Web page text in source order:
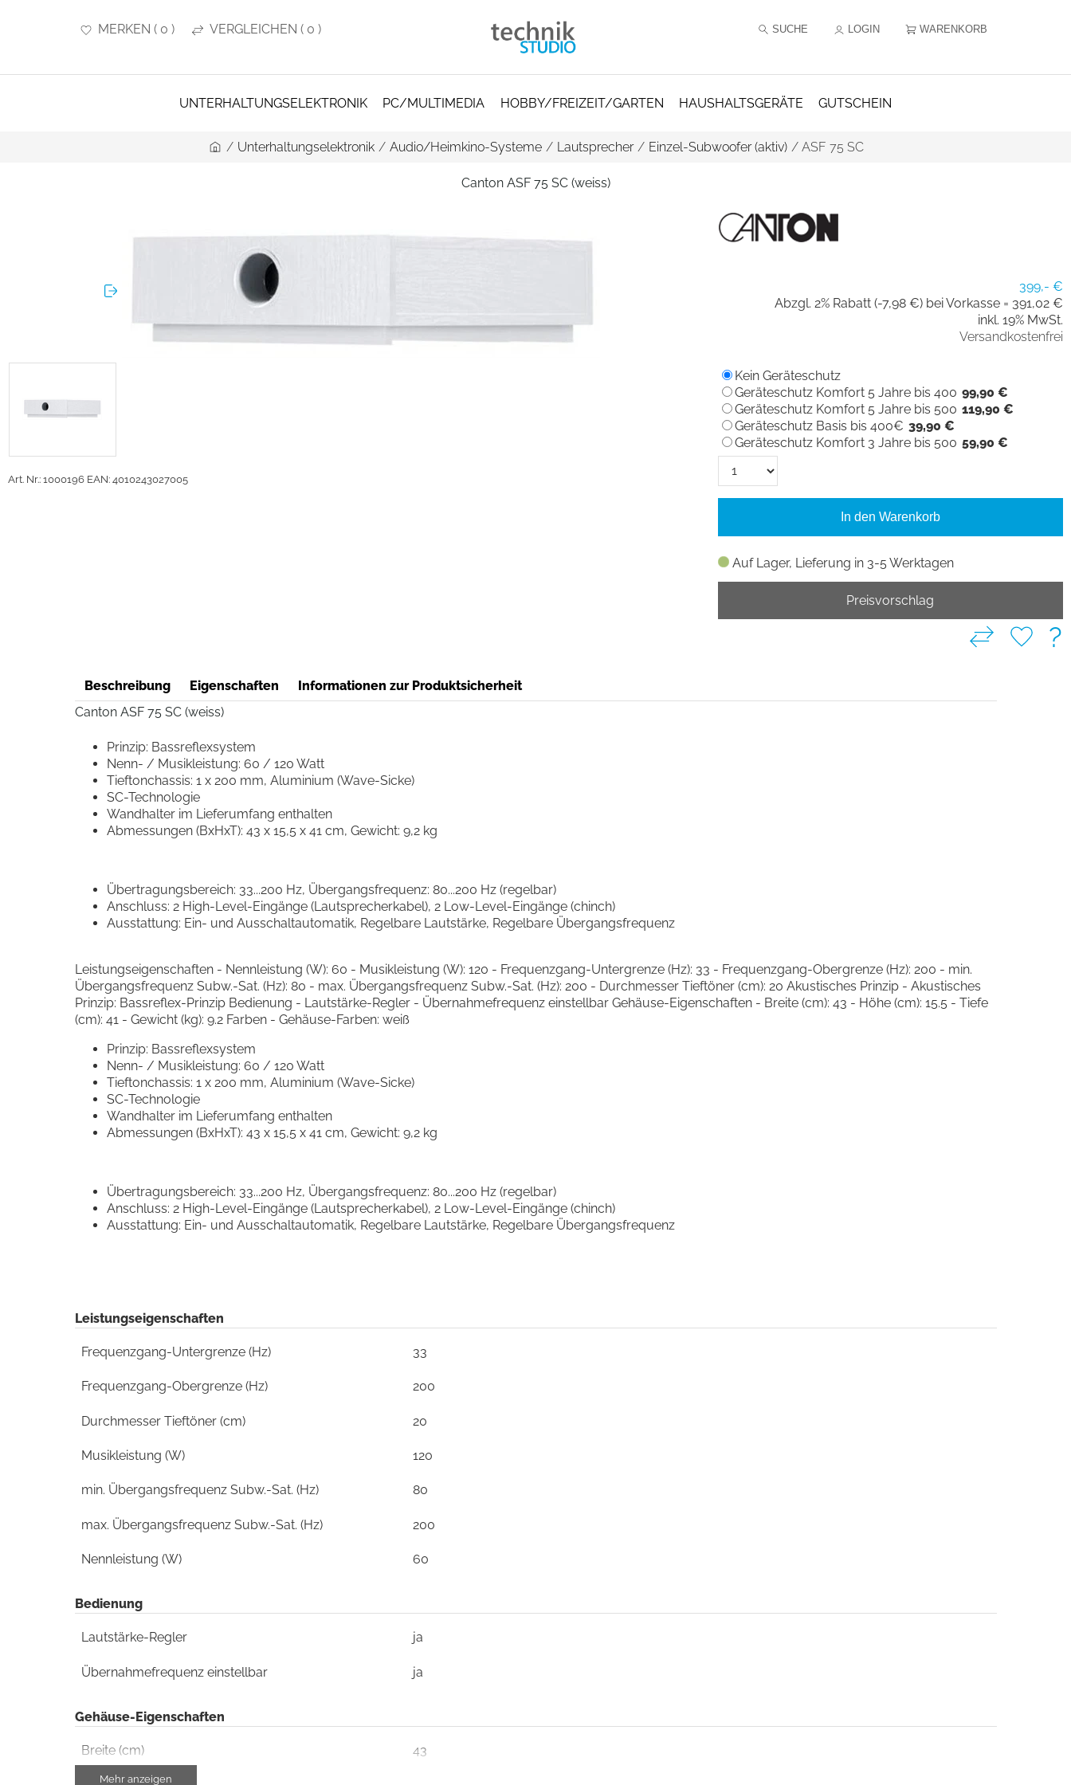
MERKEN ( 0 ) VERGLEICHEN ( 0 ) SUCHE LOGIN WARENKORB
UNTERHALTUNGSELEKTRONIK PC/MULTIMEDIA HOBBY/FREIZEIT/GARTEN HAUSHALTSGERÄTE GUTSCHEIN
/ Unterhaltungselektronik / Audio/Heimkino-Systeme / Lautsprecher / Einzel-Subwoofer (aktiv) / ASF 75 SC
Canton ASF 75 SC (weiss)
Art. Nr.: 1000196 EAN: 4010243027005
399,- €
Abzgl. 2% Rabatt (-7,98 €) bei Vorkasse = 391,02 €
inkl. 19% MwSt.
Versandkostenfrei
Auf Lager, Lieferung in 3-5 Werktagen
Kein Geräteschutz
Geräteschutz Komfort 5 Jahre bis 400 99,90 €
Geräteschutz Komfort 5 Jahre bis 500 119,90 €
Geräteschutz Basis bis 400€ 39,90 €
Geräteschutz Komfort 3 Jahre bis 500 59,90 €
In den Warenkorb
Preisvorschlag
?
Beschreibung Eigenschaften
Informationen zur Produktsicherheit
Canton ASF 75 SC (weiss)
Prinzip: Bassreflexsystem
Nenn- / Musikleistung: 60 / 120 Watt
Tieftonchassis: 1 x 200 mm, Aluminium (Wave-Sicke)
SC-Technologie
Wandhalter im Lieferumfang enthalten
Abmessungen (BxHxT): 43 x 15,5 x 41 cm, Gewicht: 9,2 kg
Übertragungsbereich: 33...200 Hz, Übergangsfrequenz: 80...200 Hz (regelbar)
Anschluss: 2 High-Level-Eingänge (Lautsprecherkabel), 2 Low-Level-Eingänge (chinch)
Ausstattung: Ein- und Ausschaltautomatik, Regelbare Lautstärke, Regelbare Übergangsfrequenz
Leistungseigenschaften - Nennleistung (W): 60 - Musikleistung (W): 120 - Frequenzgang-Untergrenze (Hz): 33 - Frequenzgang-Obergrenze (Hz): 200 - min.
Übergangsfrequenz Subw.-Sat. (Hz): 80 - max. Übergangsfrequenz Subw.-Sat. (Hz): 200 - Durchmesser Tieftöner (cm): 20 Akustisches Prinzip - Akustisches
Prinzip: Bassreflex-Prinzip Bedienung - Lautstärke-Regler - Übernahmefrequenz einstellbar Gehäuse-Eigenschaften - Breite (cm): 43 - Höhe (cm): 15.5 - Tiefe
(cm): 41 - Gewicht (kg): 9.2 Farben - Gehäuse-Farben: weiß
Prinzip: Bassreflexsystem
Nenn- / Musikleistung: 60 / 120 Watt
Tieftonchassis: 1 x 200 mm, Aluminium (Wave-Sicke)
SC-Technologie
Wandhalter im Lieferumfang enthalten
Abmessungen (BxHxT): 43 x 15,5 x 41 cm, Gewicht: 9,2 kg
Übertragungsbereich: 33...200 Hz, Übergangsfrequenz: 80...200 Hz (regelbar)
Anschluss: 2 High-Level-Eingänge (Lautsprecherkabel), 2 Low-Level-Eingänge (chinch)
Ausstattung: Ein- und Ausschaltautomatik, Regelbare Lautstärke, Regelbare Übergangsfrequenz
Leistungseigenschaften
Frequenzgang-Untergrenze (Hz) 33
Frequenzgang-Obergrenze (Hz) 200
Durchmesser Tieftöner (cm) 20
Musikleistung (W) 120
min. Übergangsfrequenz Subw.-Sat. (Hz) 80
max. Übergangsfrequenz Subw.-Sat. (Hz) 200
Nennleistung (W) 60
Bedienung
Lautstärke-Regler ja
Übernahmefrequenz einstellbar ja
Gehäuse-Eigenschaften
Breite (cm) 43
Mehr anzeigen